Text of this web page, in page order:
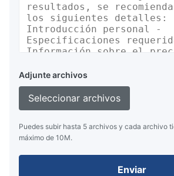
Adjunte archivos
Seleccionar archivos
Puedes subir hasta 5 archivos y cada archivo
máximo de 10M.
Enviar